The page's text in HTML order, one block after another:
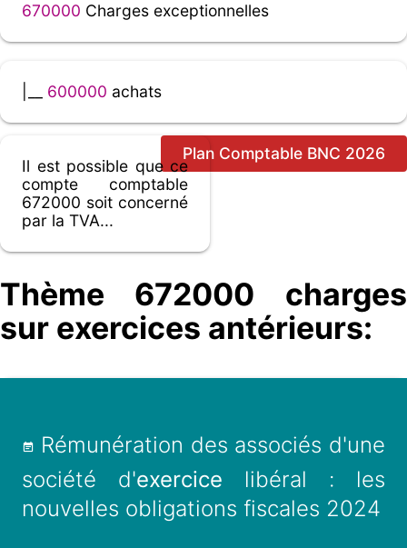
670000 Charges exceptionnelles
600000 achats
Plan Comptable BNC 2026
Il est possible que ce
compte comptable
672000 soit concerné
par la TVA...
Thème 672000 charges
sur exercices antérieurs:
Rémunération des associés d'une
société d'exercice libéral : les
nouvelles obligations fiscales 2024